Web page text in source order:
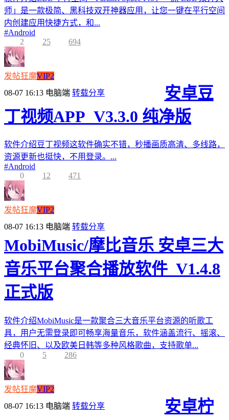
师」是一款极简、黑科技双开神器应用，让您一键在平行空间
内创建应用快捷方式，和...
#Android
2
25 694
发帖狂魔VIP2
08-07 16:13 电脑端 转载分享
安卓豆
丁视频APP_V3.3.0 纯净版
软件介绍豆丁视频这软件确实不错，秒播画质高清、多线路，
资源更新也挺快，不用登录。...
#Android
0
12 471
发帖狂魔VIP2
08-07 16:13 电脑端 转载分享
MobiMusic/摩比音乐 安卓三大
音乐平台聚合播放软件_V1.4.8
正式版
软件介绍MobiMusic是一款聚合三大音乐平台资源的听歌工
具，用户无需登录即可畅享海量音乐，软件涵盖流行、摇滚、
经典怀旧、以及欧美日韩等多种风格歌曲，支持歌单...
0
5 286
发帖狂魔VIP2
08-07 16:13 电脑端 转载分享
安卓柠